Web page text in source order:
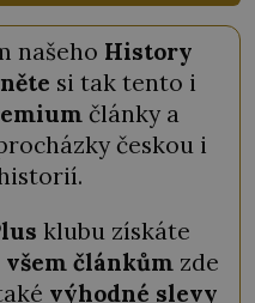
našeho History
si tak tento i
články a
českou i
klubu získáte
článkůmzde
výhodné slevy